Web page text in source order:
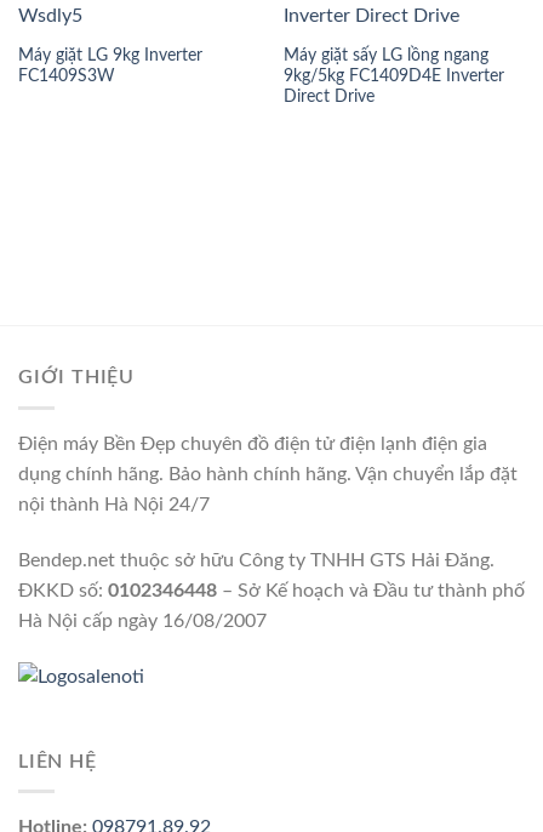
Máy giặt LG 9kg Inverter
FC1409S3W
Máy giặt sấy LG lồng ngang
9kg/5kg FC1409D4E Inverter
Direct Drive
GIỚI THIỆU
Điện máy Bền Đẹp chuyên đồ điện tử điện lạnh điện gia
dụng chính hãng. Bảo hành chính hãng. Vận chuyển lắp đặt
nội thành Hà Nội 24/7
Bendep.net thuộc sở hữu Công ty TNHH GTS Hải Đăng.
ĐKKD số: 0102346448 – Sở Kế hoạch và Đầu tư thành phố
Hà Nội cấp ngày 16/08/2007
LIÊN HỆ
Hotline: 098791.89.92